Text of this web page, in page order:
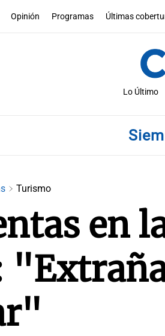
Opinión Programas Últimas
Lo Último
Turismo
en